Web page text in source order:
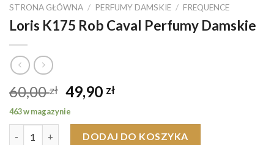
STRONA GŁÓWNA / PERFUMY DAMSKIE / FREQUENCE
Loris K175 Rob Caval Perfumy Damskie
60,00zł Pierwotna
cena
wynosiła:
60,00 zł.
49,90 złAktualna
wynosi:
49,90 zł.
463 w magazynie
DODAJ DO KOSZYKA